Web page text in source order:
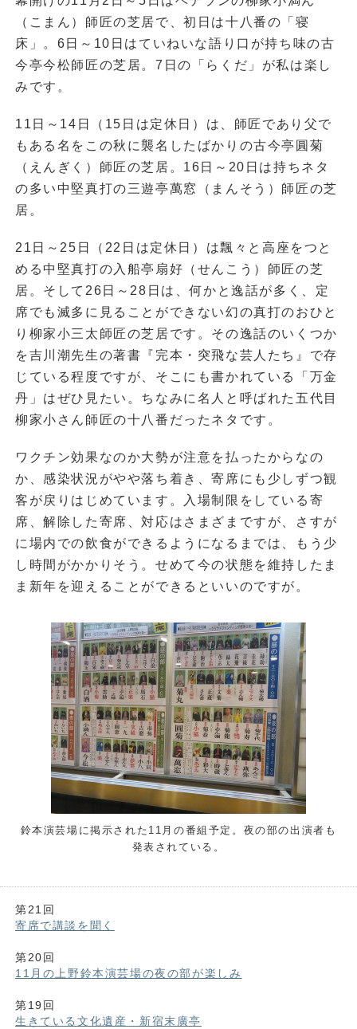
（こまん）師匠の芝居で、初日は十八番の「寝
床」。6日～10日はていねいな語り口が持ち味の古
今亭今松師匠の芝居。7日の「らくだ」が私は楽し
みです。
11日～14日（15日は定休日）は、師匠であり父で
もある名をこの秋に襲名したばかりの古今亭圓菊
（えんぎく）師匠の芝居。16日～20日は持ちネタ
の多い中堅真打の三遊亭萬窓（まんそう）師匠の芝
居。
21日～25日（22日は定休日）は飄々と高座をつと
める中堅真打の入船亭扇好（せんこう）師匠の芝
居。そして26日～28日は、何かと逸話が多く、定
席でも滅多に見ることができない幻の真打のおひと
り柳家小三太師匠の芝居です。その逸話のいくつか
を吉川潮先生の著書『完本・突飛な芸人たち』で存
じている程度ですが、そこにも書かれている「万金
丹」はぜひ見たい。ちなみに名人と呼ばれた五代目
柳家小さん師匠の十八番だったネタです。
ワクチン効果なのか大勢が注意を払ったからなの
か、感染状況がやや落ち着き、寄席にも少しずつ観
客が戻りはじめています。入場制限をしている寄
席、解除した寄席、対応はさまざまですが、さすが
に場内での飲食ができるようになるまでは、もう少
し時間がかかりそう。せめて今の状態を維持したま
ま新年を迎えることができるといいのですが。
鈴本演芸場に掲示された11月の番組予定。夜の部の出演者も
発表されている。
第21回
寄席で講談を聞く
第20回
11月の上野鈴本演芸場の夜の部が楽しみ
第19回
生きている文化遺産・新宿末廣亭